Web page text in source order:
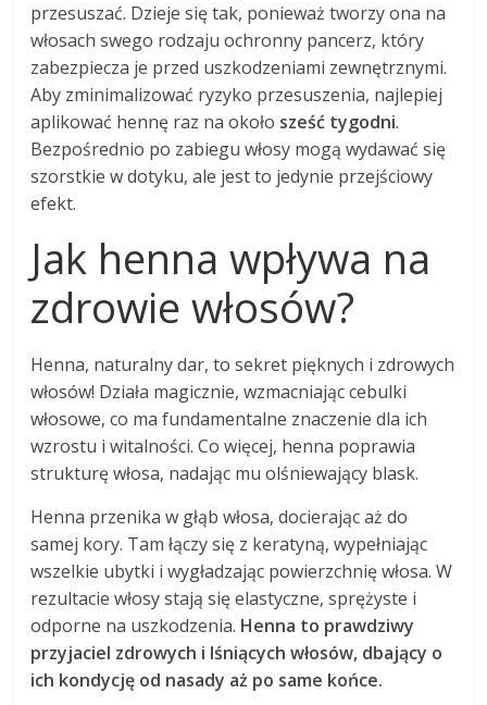
przesuszać. Dzieje się tak, ponieważ tworzy ona na
włosach swego rodzaju ochronny pancerz, który
zabezpiecza je przed uszkodzeniami zewnętrznymi.
Aby zminimalizować ryzyko przesuszenia, najlepiej
aplikować hennę raz na około sześć tygodni.
Bezpośrednio po zabiegu włosy mogą wydawać się
szorstkie w dotyku, ale jest to jedynie przejściowy
efekt.
Jak henna wpływa na
zdrowie włosów?
Henna, naturalny dar, to sekret pięknych i zdrowych
włosów! Działa magicznie, wzmacniając cebulki
włosowe, co ma fundamentalne znaczenie dla ich
wzrostu i witalności. Co więcej, henna poprawia
strukturę włosa, nadając mu olśniewający blask.
Henna przenika w głąb włosa, docierając aż do
samej kory. Tam łączy się z keratyną, wypełniając
wszelkie ubytki i wygładzając powierzchnię włosa. W
rezultacie włosy stają się elastyczne, sprężyste i
odporne na uszkodzenia. Henna to prawdziwy
przyjaciel zdrowych i lśniących włosów, dbający o
ich kondycję od nasady aż po same końce.